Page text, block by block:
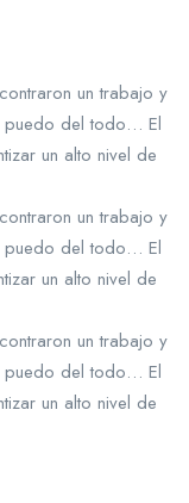
un trabajo y
puedo del todo… El
un alto nivel de
un trabajo y
puedo del todo… El
un alto nivel de
un trabajo y
puedo del todo… El
un alto nivel de